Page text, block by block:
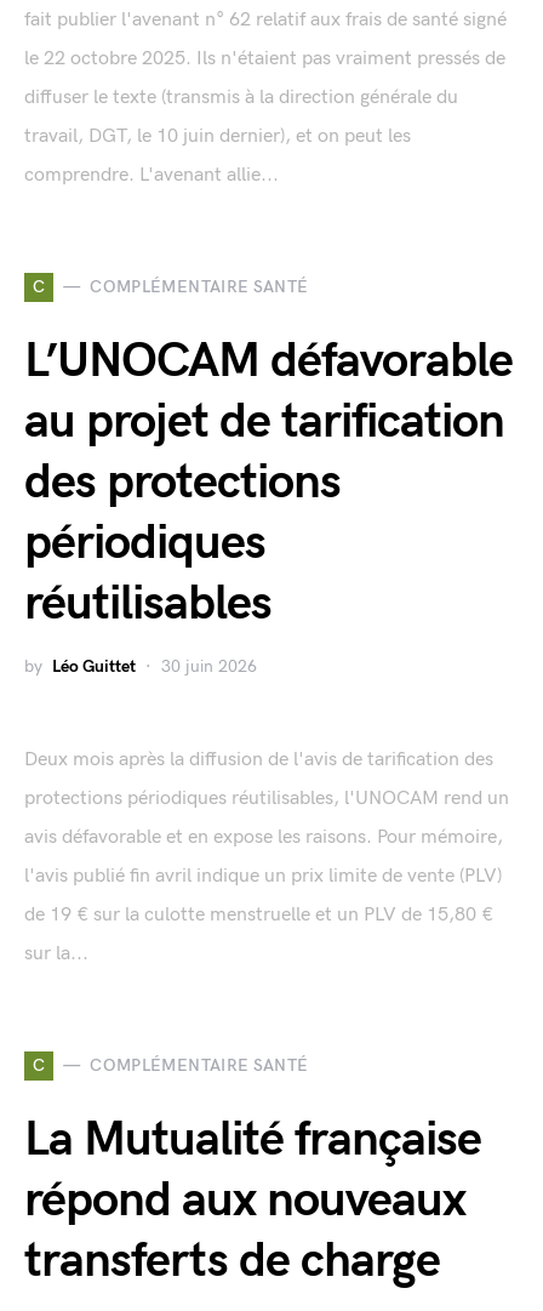
fait publier l'avenant n° 62 relatif aux frais de santé signé
le 22 octobre 2025. Ils n'étaient pas vraiment pressés de
diffuser le texte (transmis à la direction générale du
travail, DGT, le 10 juin dernier), et on peut les
comprendre. L'avenant allie...
C COMPLÉMENTAIRE SANTÉ
L’UNOCAM défavorable
au projet de tarification
des protections
périodiques
réutilisables
by Léo Guittet 30 juin 2026
Deux mois après la diffusion de l'avis de tarification des
protections périodiques réutilisables, l'UNOCAM rend un
avis défavorable et en expose les raisons. Pour mémoire,
l'avis publié fin avril indique un prix limite de vente (PLV)
de 19 € sur la culotte menstruelle et un PLV de 15,80 €
sur la...
C COMPLÉMENTAIRE SANTÉ
La Mutualité française
répond aux nouveaux
transferts de charge